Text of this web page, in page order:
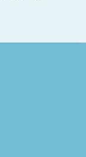
n
n